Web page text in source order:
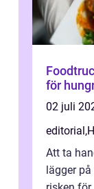
Foodtruck
för
02 juli
editorial ,
Att ta
lägger